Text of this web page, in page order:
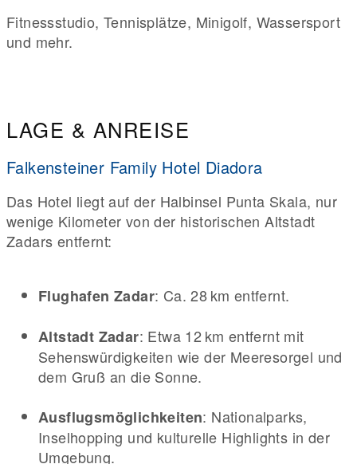
Fitnessstudio, Tennisplätze, Minigolf, Wassersport
und mehr.
LAGE & ANREISE
Falkensteiner Family Hotel Diadora
Das Hotel liegt auf der Halbinsel Punta Skala, nur
wenige Kilometer von der historischen Altstadt
Zadars entfernt:
Flughafen Zadar: Ca. 28 km entfernt.
Altstadt Zadar: Etwa 12 km entfernt mit
Sehenswürdigkeiten wie der Meeresorgel und
dem Gruß an die Sonne.
Ausflugsmöglichkeiten: Nationalparks,
Inselhopping und kulturelle Highlights in der
Umgebung.